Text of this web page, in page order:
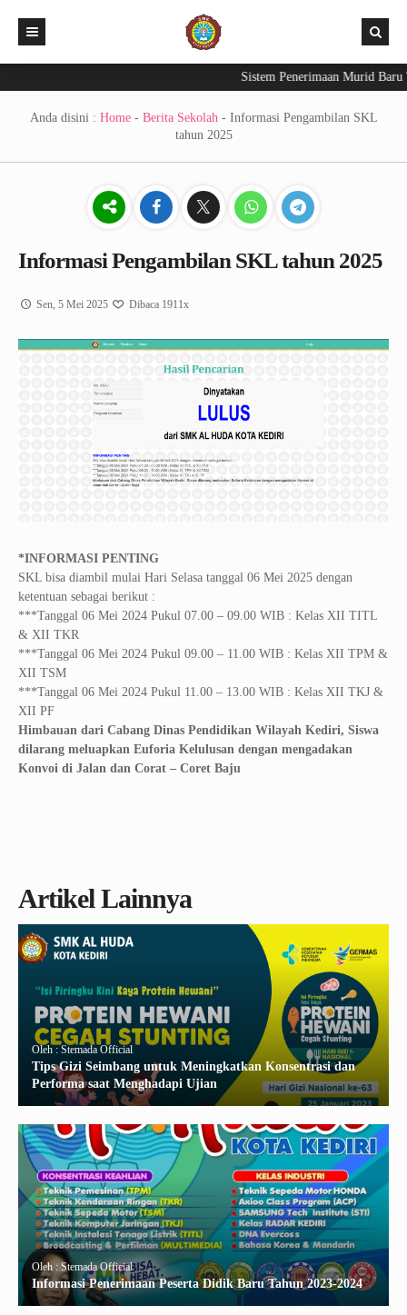
PPDB 2026
INFO KELULUSAN 2026
Sistem Penerimaan Murid Baru
Anda disini : Home- Berita Sekolah- Informasi Pengambilan SKL
tahun 2025
Informasi Pengambilan SKL tahun 2025
Sen, 5 Mei 2025 Dibaca 1911x
*INFORMASI PENTING
SKL bisa diambil mulai Hari Selasa tanggal 06 Mei 2025 dengan
ketentuan sebagai berikut :
***Tanggal 06 Mei 2024 Pukul 07.00 – 09.00 WIB : Kelas XII TITL
& XII TKR
***Tanggal 06 Mei 2024 Pukul 09.00 – 11.00 WIB : Kelas XII TPM &
XII TSM
***Tanggal 06 Mei 2024 Pukul 11.00 – 13.00 WIB : Kelas XII TKJ &
XII PF
Himbauan dari Cabang Dinas Pendidikan Wilayah Kediri, Siswa
dilarang meluapkan Euforia Kelulusan dengan mengadakan
Konvoi di Jalan dan Corat – Coret Baju
Artikel Lainnya
Oleh : Stemada Official
Tips Gizi Seimbang untuk Meningkatkan Konsentrasi dan
Performa saat Menghadapi Ujian
Oleh : Stemada Official
Informasi Penerimaan Peserta Didik Baru Tahun 2023-2024